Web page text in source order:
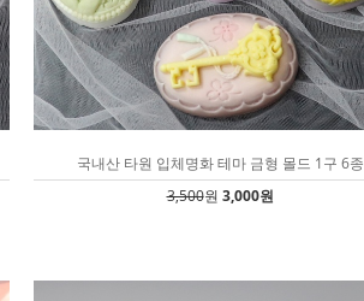
국내산 타원 입체명화 테마 금형 몰드 1구 6종
3,500원 3,000원